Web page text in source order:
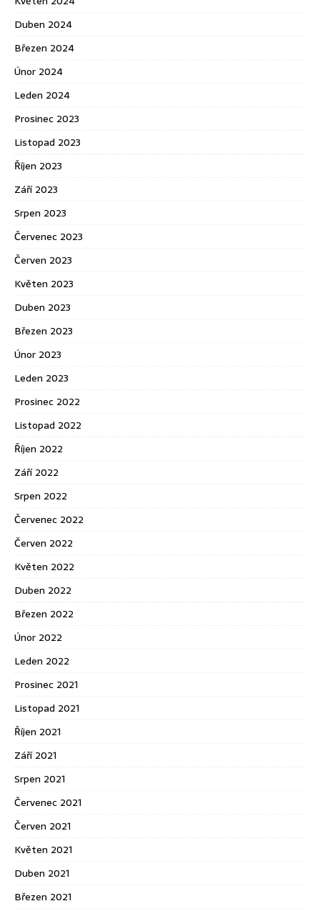
Duben 2024
Březen 2024
Únor 2024
Leden 2024
Prosinec 2023
Listopad 2023
Říjen 2023
Září 2023
Srpen 2023
Červenec 2023
Červen 2023
Květen 2023
Duben 2023
Březen 2023
Únor 2023
Leden 2023
Prosinec 2022
Listopad 2022
Říjen 2022
Září 2022
Srpen 2022
Červenec 2022
Červen 2022
Květen 2022
Duben 2022
Březen 2022
Únor 2022
Leden 2022
Prosinec 2021
Listopad 2021
Říjen 2021
Září 2021
Srpen 2021
Červenec 2021
Červen 2021
Květen 2021
Duben 2021
Březen 2021